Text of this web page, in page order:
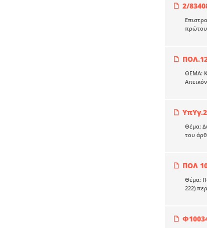
2/
πρώτου
ΘEMA:
Θέμα:
του
ΠΟΛ
Θέμα:
222)